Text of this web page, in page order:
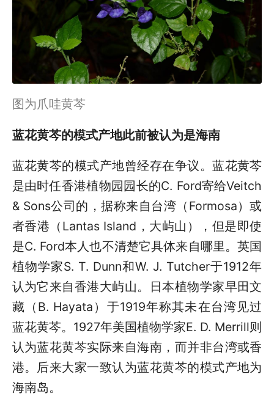
图为爪哇黄芩
蓝花黄芩的模式产地此前被认为是海南
蓝花黄芩的模式产地曾经存在争议。蓝花黄芩
是由时任香港植物园园长的C. Ford寄给Veitch
& Sons公司的，据称来自台湾（Formosa）或
者香港（Lantas Island，大屿山），但是即使
是C. Ford本人也不清楚它具体来自哪里。英国
植物学家S. T. Dunn和W. J. Tutcher于1912年
认为它来自香港大屿山。日本植物学家早田文
藏（B. Hayata）于1919年称其未在台湾见过
蓝花黄芩。1927年美国植物学家E. D. Merrill则
认为蓝花黄芩实际来自海南，而并非台湾或香
港。后来大家一致认为蓝花黄芩的模式产地为
海南岛。